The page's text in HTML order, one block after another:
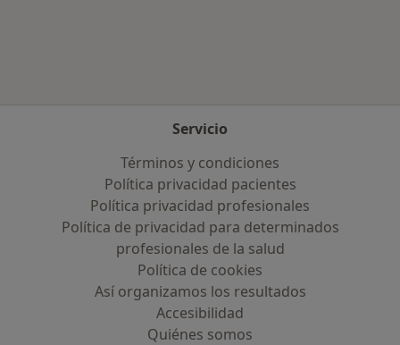
Servicio
Términos y condiciones
Política privacidad pacientes
Política privacidad profesionales
Política de privacidad para determinados
profesionales de la salud
Política de cookies
Así organizamos los resultados
Accesibilidad
Quiénes somos